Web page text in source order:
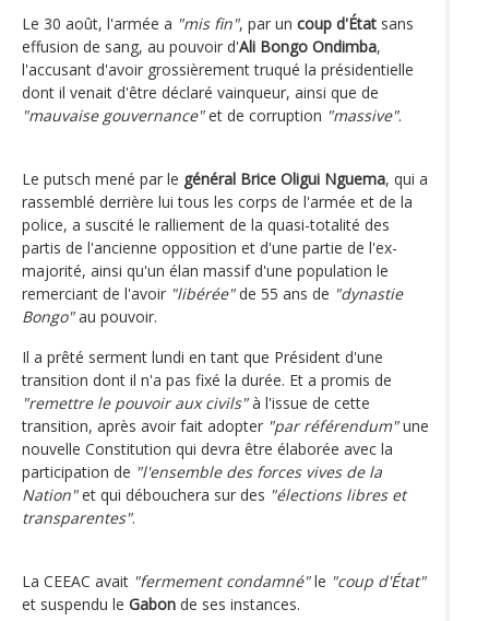
Le 30 août, l'armée a "mis fin", par un coup d'État sans
effusion de sang, au pouvoir d'Ali Bongo Ondimba,
l'accusant d'avoir grossièrement truqué la présidentielle
dont il venait d'être déclaré vainqueur, ainsi que de
"mauvaise gouvernance"et de corruption "massive".
Le putsch mené par le général Brice Oligui Nguema, qui a
rassemblé derrière lui tous les corps de l'armée et de la
police, a suscité le ralliement de la quasi-totalité des
partis de l'ancienne opposition et d'une partie de l'ex-
majorité, ainsi qu'un élan massif d'une population le
remerciant de l'avoir "libérée"de 55 ans de "dynastie
Bongo"au pouvoir.
Il a prêté serment lundi en tant que Président d'une
transition dont il n'a pas fixé la durée. Et a promis de
"remettre le pouvoir aux civils"à l'issue de cette
transition, après avoir fait adopter "par référendum"une
nouvelle Constitution qui devra être élaborée avec la
participation de "l'ensemble des forces vives de la
Nation"et qui débouchera sur des "élections libres et
transparentes".
La CEEAC avait "fermement condamné"le "coup d'État"
et suspendu le Gabon de ses instances.